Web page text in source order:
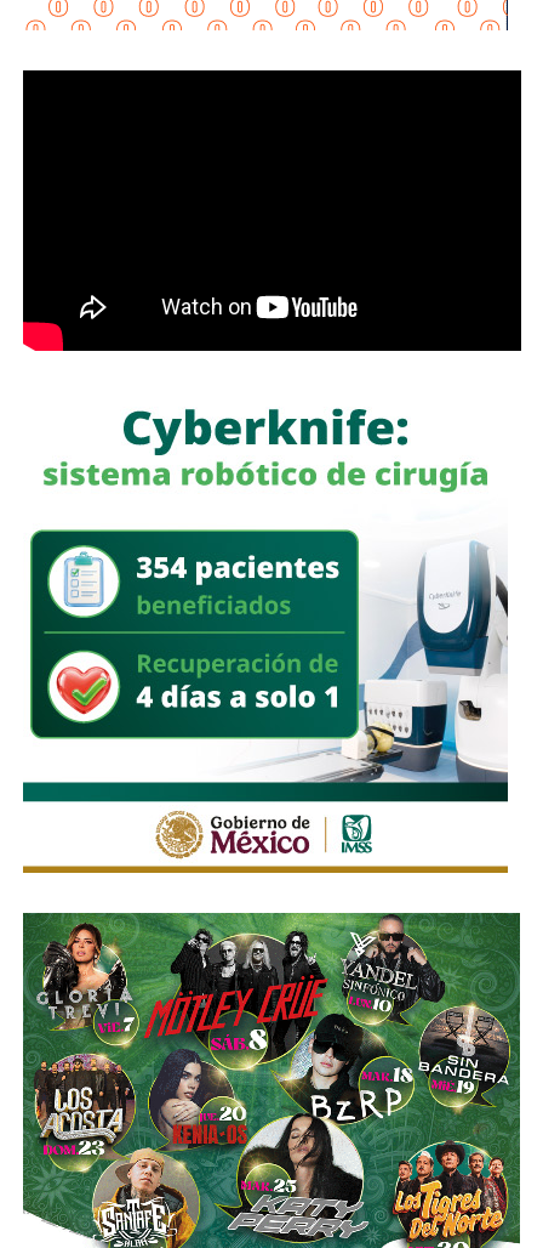
Con estas supervisiones, el organismo fortalece la
las nuevas redes de agua potable y drenajeofrezcan